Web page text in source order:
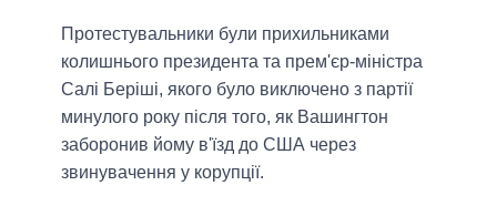
Протестувальники були прихильниками
колишнього президента та прем'єр-міністра
Салі Беріші, якого було виключено з партії
минулого року після того, як Вашингтон
заборонив йому в'їзд до США через
звинувачення у корупції.